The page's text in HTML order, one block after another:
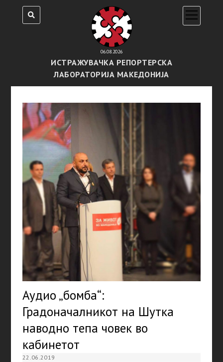
06.08.2026
ИСТРАЖУВАЧКА РЕПОРТЕРСКА
ЛАБОРАТОРИЈА МАКЕДОНИЈА
open
menu
Аудио „бомба“:
Градоначалникот на Шутка
наводно тепа човек во
кабинетот
22.06.2019